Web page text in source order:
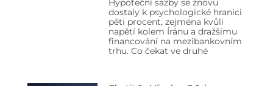
Hypoteční sazby se znovu
dostaly k psychologické hranici
pěti procent, zejména kvůli
napětí kolem Íránu a dražšímu
financování na mezibankovním
trhu. Co čekat ve druhé